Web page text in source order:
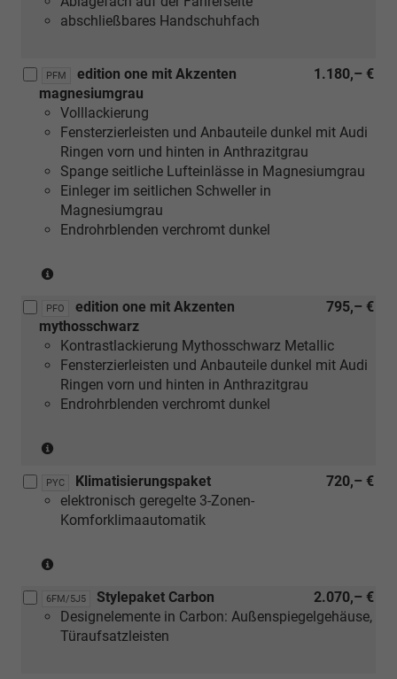
abschließbares Handschuhfach
PFM 1.180,– €
edition one mit Akzenten
magnesiumgrau
Volllackierung
Fensterzierleisten und Anbauteile dunkel mit Audi
Ringen vorn und hinten in Anthrazitgrau
Spange seitliche Lufteinlässe in Magnesiumgrau
Einleger im seitlichen Schweller in
Magnesiumgrau
Endrohrblenden verchromt dunkel
Verbindung
mit
[PY2]
Exterieur
S
line)
PFO 795,– €
edition one mit Akzenten
mythosschwarz
Kontrastlackierung Mythosschwarz Metallic
Fensterzierleisten und Anbauteile dunkel mit Audi
Ringen vorn und hinten in Anthrazitgrau
Endrohrblenden verchromt dunkel
Verbindung
mit
[PY2]
und
[6FJ]
Außenspiegelgehäuse
PYC 720,– €
Klimatisierungspaket
elektronisch geregelte 3-Zonen-
Komforklimaautomatik
Verbindung
mit
[PQ1]
6FM/5J5 2.070,– €
Stylepaket Carbon
Designelemente in Carbon: Außenspiegelgehäuse,
Türaufsatzleisten